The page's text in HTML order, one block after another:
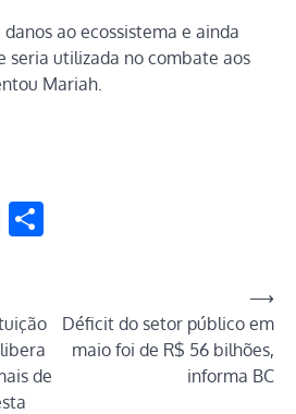
ao ecossistema e ainda
seria utilizada no combate aos
Mariah.
X
de
Déficit do setor público em
maio foi de R$ 56 bilhões,
informa BC
⟶